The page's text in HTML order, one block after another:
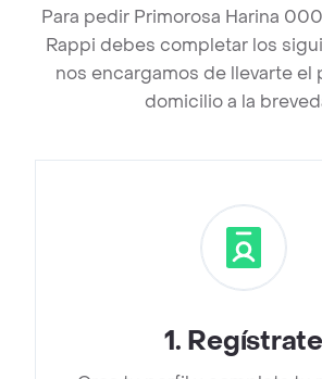
Para pedir Primorosa Harina 000
Rappi debes completar los
nos encargamos de llevarte el
domicilio a la
1. Regístrate